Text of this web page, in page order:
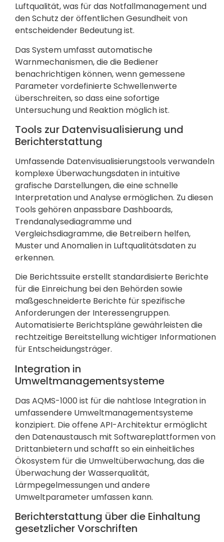
Luftqualität, was für das Notfallmanagement und
den Schutz der öffentlichen Gesundheit von
entscheidender Bedeutung ist.
Das System umfasst automatische
Warnmechanismen, die die Bediener
benachrichtigen können, wenn gemessene
Parameter vordefinierte Schwellenwerte
überschreiten, so dass eine sofortige
Untersuchung und Reaktion möglich ist.
Tools zur Datenvisualisierung und
Berichterstattung
Umfassende Datenvisualisierungstools verwandeln
komplexe Überwachungsdaten in intuitive
grafische Darstellungen, die eine schnelle
Interpretation und Analyse ermöglichen. Zu diesen
Tools gehören anpassbare Dashboards,
Trendanalysediagramme und
Vergleichsdiagramme, die Betreibern helfen,
Muster und Anomalien in Luftqualitätsdaten zu
erkennen.
Die Berichtssuite erstellt standardisierte Berichte
für die Einreichung bei den Behörden sowie
maßgeschneiderte Berichte für spezifische
Anforderungen der Interessengruppen.
Automatisierte Berichtspläne gewährleisten die
rechtzeitige Bereitstellung wichtiger Informationen
für Entscheidungsträger.
Integration in
Umweltmanagementsysteme
Das AQMS-1000 ist für die nahtlose Integration in
umfassendere Umweltmanagementsysteme
konzipiert. Die offene API-Architektur ermöglicht
den Datenaustausch mit Softwareplattformen von
Drittanbietern und schafft so ein einheitliches
Ökosystem für die Umweltüberwachung, das die
Überwachung der Wasserqualität,
Lärmpegelmessungen und andere
Umweltparameter umfassen kann.
Berichterstattung über die Einhaltung
gesetzlicher Vorschriften